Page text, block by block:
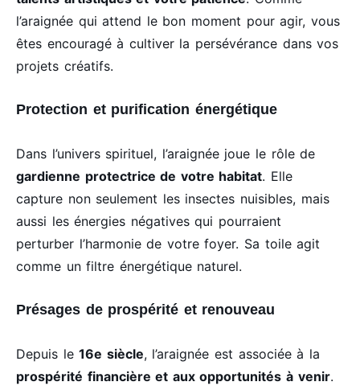
l’araignée qui attend le bon moment pour agir, vous
êtes encouragé à cultiver la persévérance dans vos
projets créatifs.
Protection et purification énergétique
Dans l’univers spirituel, l’araignée joue le rôle de
gardienne protectrice de votre habitat. Elle
capture non seulement les insectes nuisibles, mais
aussi les énergies négatives qui pourraient
perturber l’harmonie de votre foyer. Sa toile agit
comme un filtre énergétique naturel.
Présages de prospérité et renouveau
Depuis le16e siècle, l’araignée est associée à la
prospérité financière et aux opportunités à venir.